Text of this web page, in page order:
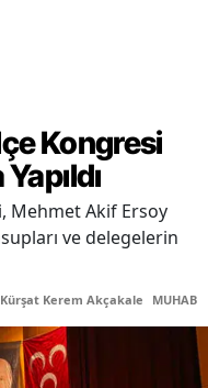
Kongresi
Mehmet Akif Ersoy
ve delegelerin
Kürşat Kerem Akçakale